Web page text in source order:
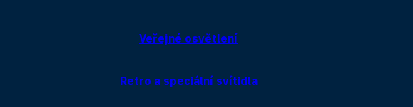
Veřejné osvětlení
Retro a speciální svítidla